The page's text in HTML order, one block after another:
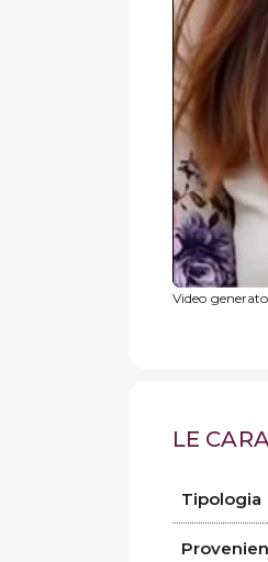
Video
LE
Tipologia